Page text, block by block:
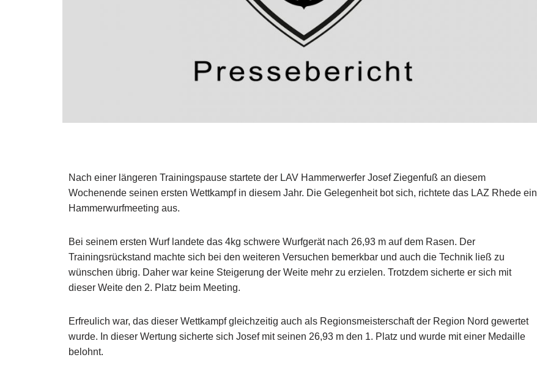
Nach einer längeren Trainingspause startete der LAV Hammerwerfer Josef Ziegenfuß an diesem
Wochenende seinen ersten Wettkampf in diesem Jahr. Die Gelegenheit bot sich, richtete das LAZ Rhede ein
Hammerwurfmeeting aus.
Bei seinem ersten Wurf landete das 4kg schwere Wurfgerät nach 26,93 m auf dem Rasen. Der
Trainingsrückstand machte sich bei den weiteren Versuchen bemerkbar und auch die Technik ließ zu
wünschen übrig. Daher war keine Steigerung der Weite mehr zu erzielen. Trotzdem sicherte er sich mit
dieser Weite den 2. Platz beim Meeting.
Erfreulich war, das dieser Wettkampf gleichzeitig auch als Regionsmeisterschaft der Region Nord gewertet
wurde. In dieser Wertung sicherte sich Josef mit seinen 26,93 m den 1. Platz und wurde mit einer Medaille
belohnt.